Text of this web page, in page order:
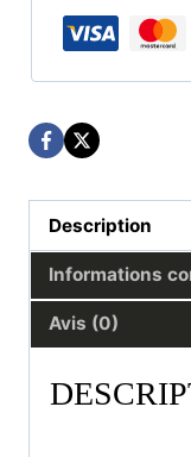
Description
Informations
Avis (0)